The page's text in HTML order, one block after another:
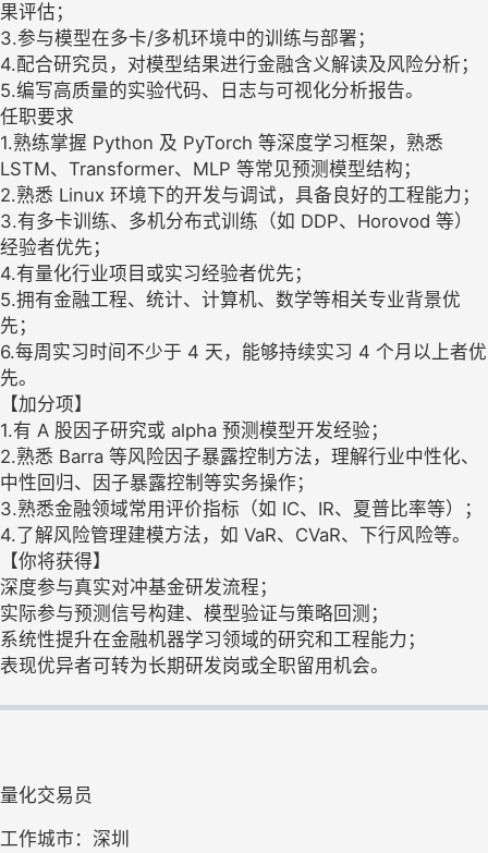
果评估；
3.参与模型在多卡/多机环境中的训练与部署；
4.配合研究员，对模型结果进行金融含义解读及风险分析；
5.编写高质量的实验代码、日志与可视化分析报告。
任职要求
1.熟练掌握 Python 及 PyTorch 等深度学习框架，熟悉
LSTM、Transformer、MLP 等常见预测模型结构；
2.熟悉 Linux 环境下的开发与调试，具备良好的工程能力；
3.有多卡训练、多机分布式训练（如 DDP、Horovod 等）
经验者优先；
4.有量化行业项目或实习经验者优先；
5.拥有金融工程、统计、计算机、数学等相关专业背景优
先；
6.每周实习时间不少于 4 天，能够持续实习 4 个月以上者优
先。
【加分项】
1.有 A 股因子研究或 alpha 预测模型开发经验；
2.熟悉 Barra 等风险因子暴露控制方法，理解行业中性化、
中性回归、因子暴露控制等实务操作；
3.熟悉金融领域常用评价指标（如 IC、IR、夏普比率等）；
4.了解风险管理建模方法，如 VaR、CVaR、下行风险等。
【你将获得】
深度参与真实对冲基金研发流程；
实际参与预测信号构建、模型验证与策略回测；
系统性提升在金融机器学习领域的研究和工程能力；
表现优异者可转为长期研发岗或全职留用机会。
量化交易员
工作城市：深圳